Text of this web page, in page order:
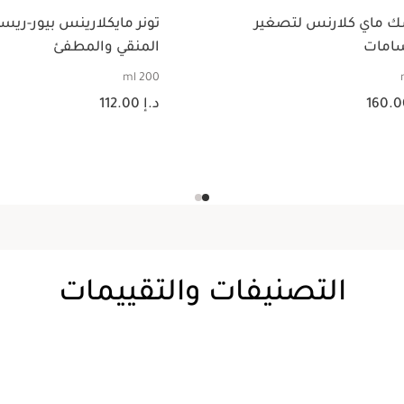
ماي كلارنس لتصغير
160.00
تونر مايكلارينس بيور-
المنقي والمطفئ
200 ml
السعر الحالي هو د.إ 112.00
د.إ 112.00
التصنيفات والتقييمات